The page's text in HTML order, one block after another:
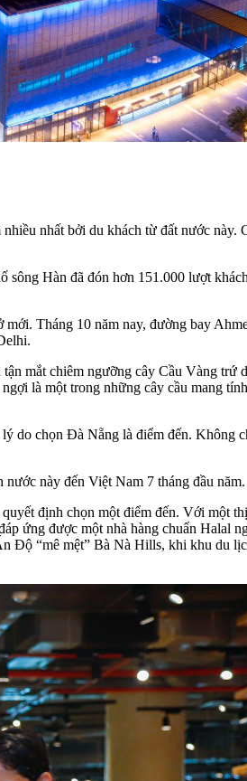
nhất bởi du khách từ đất nước này.
sông Hàn đã đón hơn 151.000 lượt
Tháng 10 năm nay, đường bay
mắt chiêm ngưỡng cây Cầu Vàng trứ
là một trong những cây cầu mang
do chọn Đà Nẵng là điểm đến. Không
này đến Việt Nam 7 tháng đầu năm.
định chọn một điểm đến. Với một
ứng được một nhà hàng chuẩn Halal
Độ “mê mệt” Bà Nà Hills, khi khu du